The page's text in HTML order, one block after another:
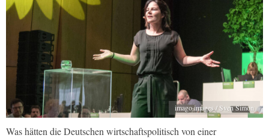
imago images / Sven Simon
Was hätten die Deutschen wirtschaftspolitisch von einer